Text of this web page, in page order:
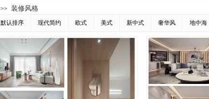
>> 装修风格
默认排序 现代简约 欧式 美式 新中式 奢华风 地中海